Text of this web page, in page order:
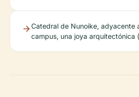
Catedral de Nunoike, adyacente
campus, una joya arquitectónica (